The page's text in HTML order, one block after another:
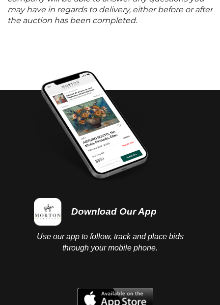
may have in regards to delivery, either before or after
the auction has been completed.
Download Our App
Use our app to follow, track and place bids
through your mobile phone.